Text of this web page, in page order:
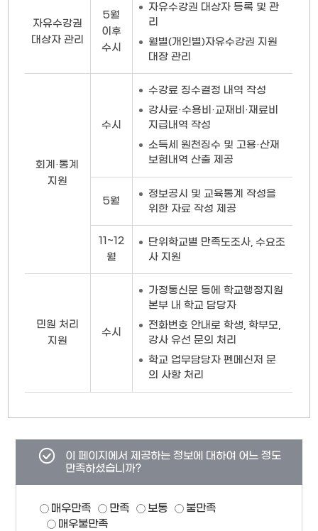
자유수강권
대상자 관리
5월
이후
수시
자유수강권 대상자 등록 및 관
리
월별(개인별)자유수강권 지원
대장 관리
회계·통계
지원
수시
수강료 징수결정 내역 작성
강사료·수용비·교재비·재료비
지급내역 작성
소득세 원천징수 및 고용·산재
보험내역 산출 제공
5월
정보공시 및 교육통계 작성을
위한 자료 작성 제공
11~12
월
단위학교별 만족도조사, 수요조
사 지원
민원 처리
지원
수시
가정통신문 등에 학교행정지원
본부 내 학교 담당자
전화번호 안내로 학생, 학부모,
강사 유선 문의 처리
학교 업무담당자 펜메신저 문
의 사항 처리
콘텐츠
만족도
조사
이 페이지에서 제공하는 정보에 대하여 어느 정도
만족하셨습니까?
만족도
조사
폼
매우만족 만족 보통
불만족
매우불만족